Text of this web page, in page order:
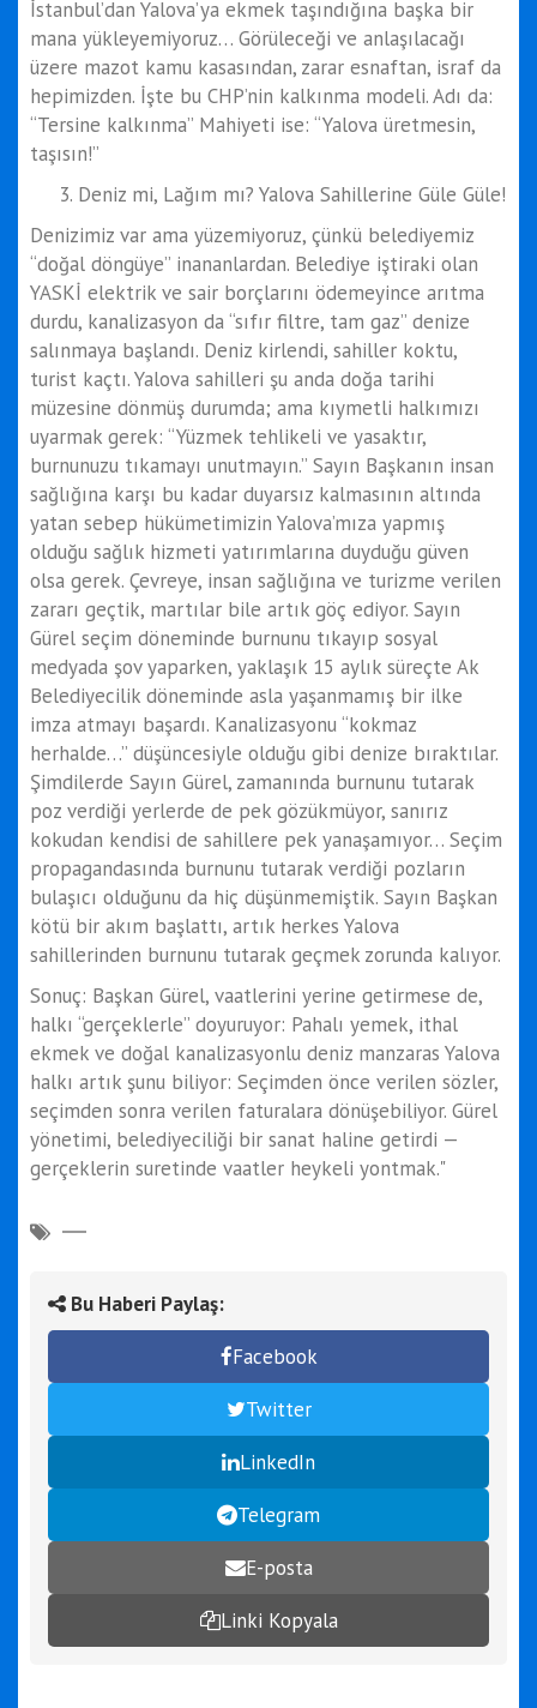
İstanbul’dan Yalova’ya ekmek taşındığına başka bir
mana yükleyemiyoruz… Görüleceği ve anlaşılacağı
üzere mazot kamu kasasından, zarar esnaftan, israf da
hepimizden. İşte bu CHP’nin kalkınma modeli. Adı da:
“Tersine kalkınma” Mahiyeti ise: “Yalova üretmesin,
taşısın!”
Deniz mi, Lağım mı? Yalova Sahillerine Güle Güle!
Denizimiz var ama yüzemiyoruz, çünkü belediyemiz
“doğal döngüye” inananlardan. Belediye iştiraki olan
YASKİ elektrik ve sair borçlarını ödemeyince arıtma
durdu, kanalizasyon da “sıfır filtre, tam gaz” denize
salınmaya başlandı. Deniz kirlendi, sahiller koktu,
turist kaçtı. Yalova sahilleri şu anda doğa tarihi
müzesine dönmüş durumda; ama kıymetli halkımızı
uyarmak gerek: “Yüzmek tehlikeli ve yasaktır,
burnunuzu tıkamayı unutmayın.” Sayın Başkanın insan
sağlığına karşı bu kadar duyarsız kalmasının altında
yatan sebep hükümetimizin Yalova’mıza yapmış
olduğu sağlık hizmeti yatırımlarına duyduğu güven
olsa gerek. Çevreye, insan sağlığına ve turizme verilen
zararı geçtik, martılar bile artık göç ediyor. Sayın
Gürel seçim döneminde burnunu tıkayıp sosyal
medyada şov yaparken, yaklaşık 15 aylık süreçte Ak
Belediyecilik döneminde asla yaşanmamış bir ilke
imza atmayı başardı. Kanalizasyonu “kokmaz
herhalde…” düşüncesiyle olduğu gibi denize bıraktılar.
Şimdilerde Sayın Gürel, zamanında burnunu tutarak
poz verdiği yerlerde de pek gözükmüyor, sanırız
kokudan kendisi de sahillere pek yanaşamıyor… Seçim
propagandasında burnunu tutarak verdiği pozların
bulaşıcı olduğunu da hiç düşünmemiştik. Sayın Başkan
kötü bir akım başlattı, artık herkes Yalova
sahillerinden burnunu tutarak geçmek zorunda kalıyor.
Sonuç: Başkan Gürel, vaatlerini yerine getirmese de,
halkı “gerçeklerle” doyuruyor: Pahalı yemek, ithal
ekmek ve doğal kanalizasyonlu deniz manzaras Yalova
halkı artık şunu biliyor: Seçimden önce verilen sözler,
seçimden sonra verilen faturalara dönüşebiliyor. Gürel
yönetimi, belediyeciliği bir sanat haline getirdi —
gerçeklerin suretinde vaatler heykeli yontmak."
Bu Haberi Paylaş:
Facebook
Twitter
LinkedIn
Telegram
E-posta
Linki Kopyala